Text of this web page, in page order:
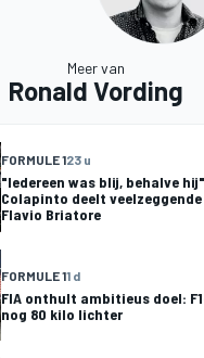
Meer van
Ronald Vording
FORMULE 123 u
"Iedereen was blij, behalve
Colapinto deelt
Flavio Briatore
FORMULE 11 d
FIA onthult ambitieus doel:
nog 80 kilo lichter